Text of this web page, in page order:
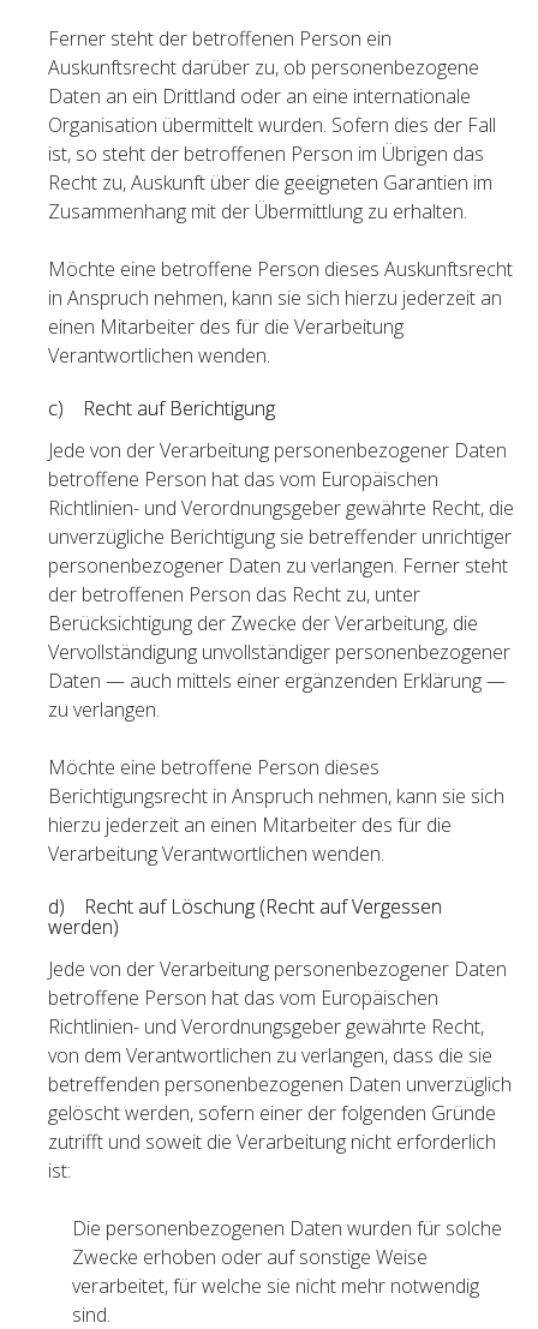
Ferner steht der betroffenen Person ein
Auskunftsrecht darüber zu, ob personenbezogene
Daten an ein Drittland oder an eine internationale
Organisation übermittelt wurden. Sofern dies der Fall
ist, so steht der betroffenen Person im Übrigen das
Recht zu, Auskunft über die geeigneten Garantien im
Zusammenhang mit der Übermittlung zu erhalten.
Möchte eine betroffene Person dieses Auskunftsrecht
in Anspruch nehmen, kann sie sich hierzu jederzeit an
einen Mitarbeiter des für die Verarbeitung
Verantwortlichen wenden.
c) Recht auf Berichtigung
Jede von der Verarbeitung personenbezogener Daten
betroffene Person hat das vom Europäischen
Richtlinien- und Verordnungsgeber gewährte Recht, die
unverzügliche Berichtigung sie betreffender unrichtiger
personenbezogener Daten zu verlangen. Ferner steht
der betroffenen Person das Recht zu, unter
Berücksichtigung der Zwecke der Verarbeitung, die
Vervollständigung unvollständiger personenbezogener
Daten — auch mittels einer ergänzenden Erklärung —
zu verlangen.
Möchte eine betroffene Person dieses
Berichtigungsrecht in Anspruch nehmen, kann sie sich
hierzu jederzeit an einen Mitarbeiter des für die
Verarbeitung Verantwortlichen wenden.
d) Recht auf Löschung (Recht auf Vergessen
werden)
Jede von der Verarbeitung personenbezogener Daten
betroffene Person hat das vom Europäischen
Richtlinien- und Verordnungsgeber gewährte Recht,
von dem Verantwortlichen zu verlangen, dass die sie
betreffenden personenbezogenen Daten unverzüglich
gelöscht werden, sofern einer der folgenden Gründe
zutrifft und soweit die Verarbeitung nicht erforderlich
ist:
Die personenbezogenen Daten wurden für solche
Zwecke erhoben oder auf sonstige Weise
verarbeitet, für welche sie nicht mehr notwendig
sind.